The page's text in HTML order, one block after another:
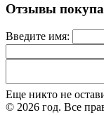
Отзывы
Введите имя:
Еще никто не
© 2026 год. Все